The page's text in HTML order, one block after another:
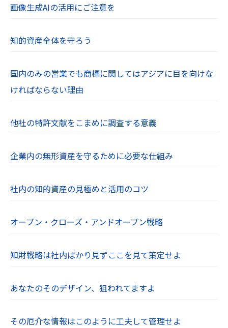
画像生成AIの活用にご注意を
知的資産全体を守ろう
国内のみの営業でも商標に関してはアジアに目を向けな
ければならない理由
他社の特許文献をこまめに調査する意義
企業内の無形資産を守るために必要な仕組み
社内の知的資産の見極めと活用のコツ
オープン・クローズ・アンドオープン戦略
知財戦略は社内ばかり見ずここを見て策定せよ
あなたのそのデザイン、狙われてますよ
その厄介な情報はこのように工夫して管理せよ